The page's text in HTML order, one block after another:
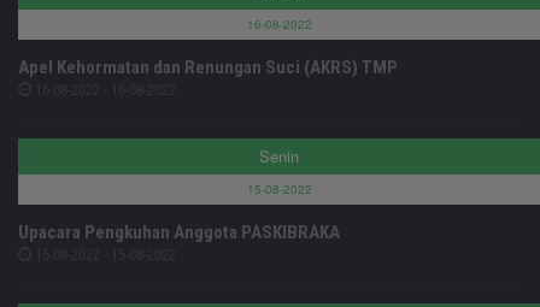
16-08-2022
Apel Kehormatan dan Renungan Suci (AKRS) TMP
Senin
15-08-2022
Upacara Pengkuhan Anggota PASKIBRAKA